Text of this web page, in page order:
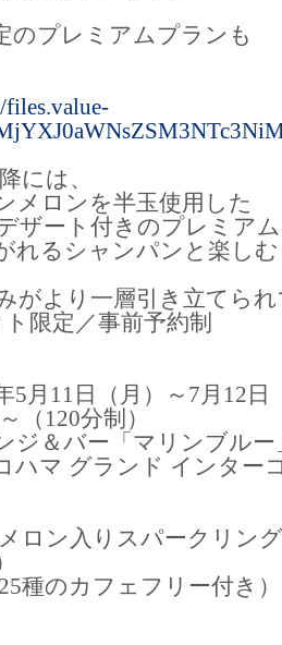
のプレミアムプランも
files.value-
には、
メロンを半玉使用した
ザート付きのプレミア
れるシャンパンと楽し
がより一層引き立てら
限定／事前予約制
5月11日（月）～7月12日
（120分制）
ジ＆バー「マリンブルー
グランド インターコ
メロン入りスパークリン
種のカフェフリー付き）